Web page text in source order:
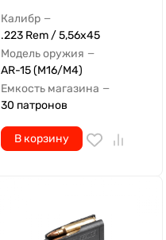
Калибр —
.223 Rem / 5,56x45
Модель оружия —
AR-15 (M16/M4)
Емкость магазина —
30 патронов
В корзину